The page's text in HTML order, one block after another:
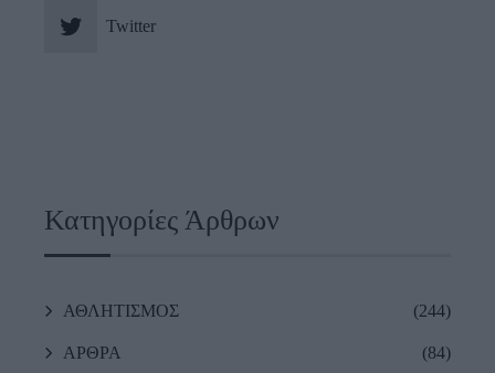
Twitter
Κατηγορίες Άρθρων
ΑΘΛΗΤΙΣΜΟΣ (244)
ΑΡΘΡΑ (84)